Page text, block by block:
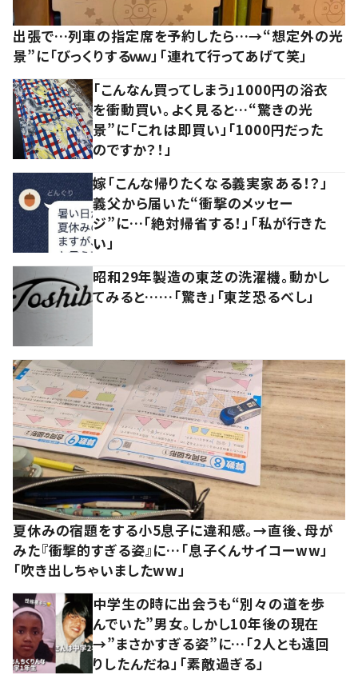
出張で…列車の指定席を予約したら…→“想定外の光
景”に「びっくりするｗｗ」「連れて行ってあげて笑」
「こんなん買ってしまう」1000円の浴衣
を衝動買い。よく見ると…“驚きの光
景”に「これは即買い」「1000円だった
のですか？！」
嫁「こんな帰りたくなる義実家ある！？」
義父から届いた“衝撃のメッセー
ジ”に…「絶対帰省する！」「私が行きた
い」
昭和29年製造の東芝の洗濯機。動かし
てみると……「驚き」「東芝恐るべし」
夏休みの宿題をする小5息子に違和感。→直後、母が
みた『衝撃的すぎる姿』に…「息子くんサイコーww」
「吹き出しちゃいましたww」
中学生の時に出会うも“別々の道を歩
んでいた”男女。しかし10年後の現在
→”まさかすぎる姿”に…「2人とも遠回
りしたんだね」「素敵過ぎる」